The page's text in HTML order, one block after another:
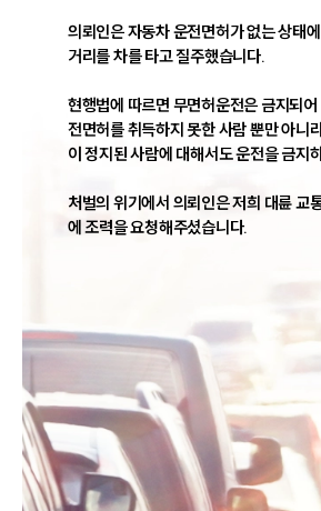
의뢰인은 자동차 운전면허가 없는 상태
거리를 차를 타고 질주했습니다.
현행법에 따르면 무면허운전은 금지되
전면허를 취득하지 못한 사람 뿐만 아니
이 정지된 사람에 대해서도 운전을 금지
처벌의 위기에서 의뢰인은 저희 대륜 교
에 조력을 요청해주셨습니다.